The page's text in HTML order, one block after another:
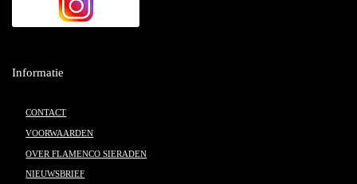
Informatie
CONTACT
VOORWAARDEN
OVER FLAMENCO SIERADEN
NIEUWSBRIEF